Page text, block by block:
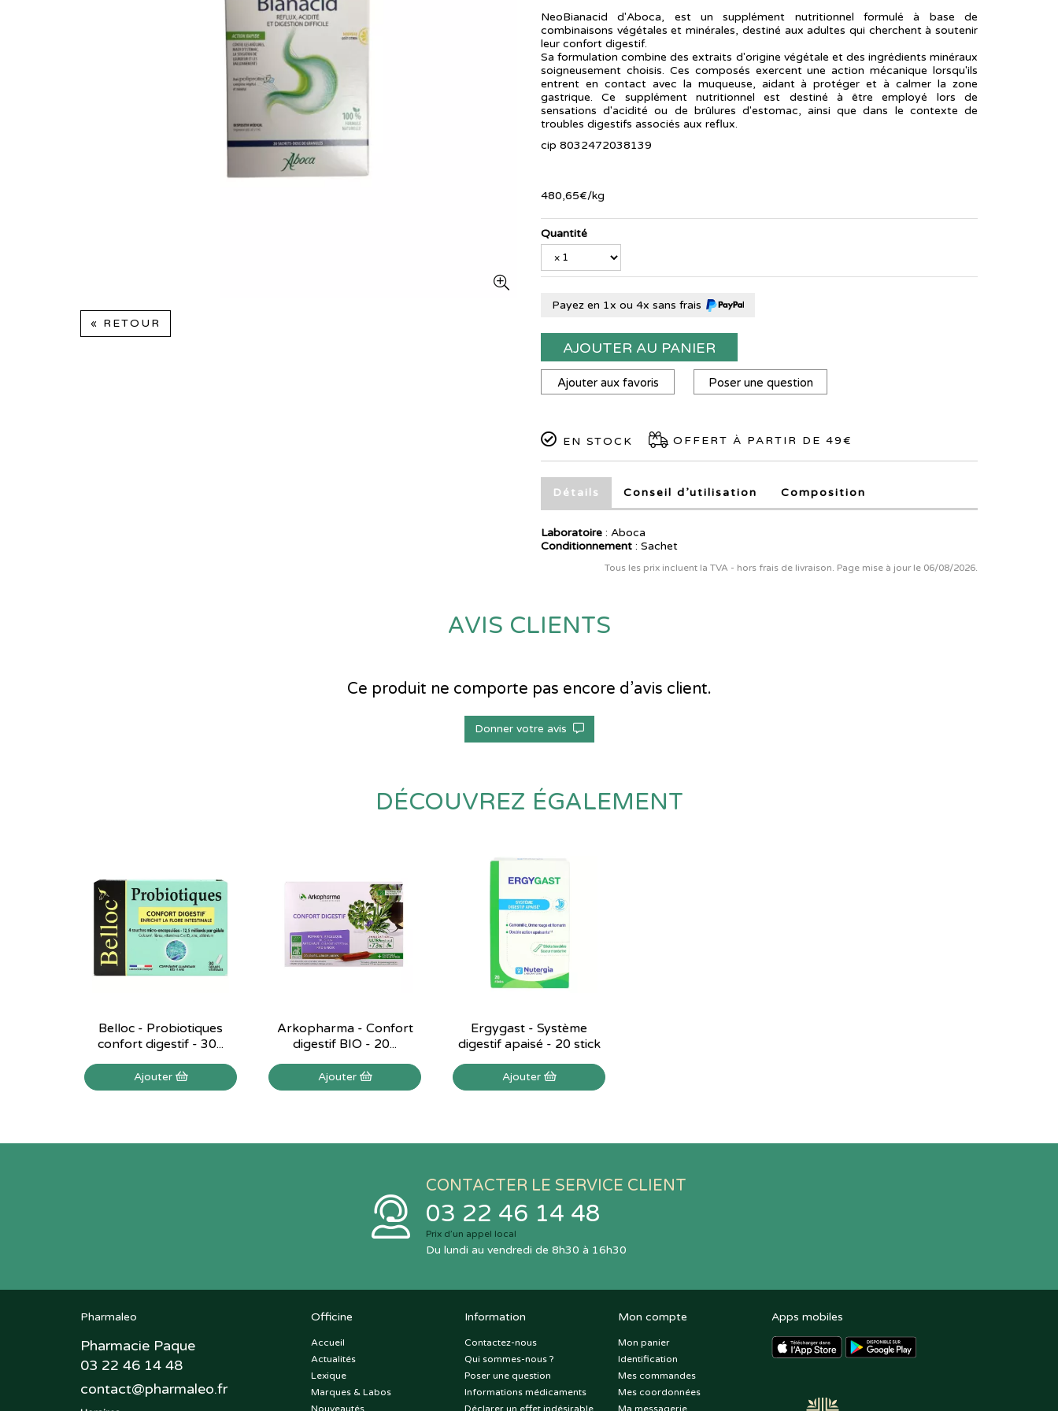
« RETOUR
NeoBianacid d'Aboca, est un supplément nutritionnel formulé à base de
combinaisons végétales et minérales, destiné aux adultes qui cherchent à soutenir
leur confort digestif.
Sa formulation combine des extraits d'origine végétale et des ingrédients minéraux
soigneusement choisis. Ces composés exercent une action mécanique lorsqu'ils
entrent en contact avec la muqueuse, aidant à protéger et à calmer la zone
gastrique. Ce supplément nutritionnel est destiné à être employé lors de
sensations d'acidité ou de brûlures d'estomac, ainsi que dans le contexte de
troubles digestifs associés aux reflux.
cip 8032472038139
480,65€/kg
Quantité
Payez en 1x ou 4x sans frais
AJOUTER AU PANIER
Ajouter aux favoris Poser une question
EN STOCK OFFERT À PARTIR DE 49€
Détails Conseil d’utilisation Composition
Laboratoire : Aboca
Conditionnement : Sachet
Tous les prix incluent la TVA - hors frais de livraison. Page mise à jour le 06/08/2026.
AVIS CLIENTS
Ce produit ne comporte pas encore d’avis client.
Donner votre avis
DÉCOUVREZ ÉGALEMENT
Belloc - Probiotiques
confort digestif - 30...
Ajouter
Arkopharma - Confort
digestif BIO - 20...
Ajouter
Ergygast - Système
digestif apaisé - 20 stick
Ajouter
CONTACTER LE SERVICE CLIENT
03 22 46 14 48
Prix d’un appel local
Du lundi au vendredi de 8h30 à 16h30
Pharmaleo
Pharmacie Paque
03 22 46 14 48
contact@pharmaleo.fr
Officine
Accueil
Actualités
Lexique
Marques & Labos
Nouveautés
Information
Contactez-nous
Qui sommes-nous ?
Poser une question
Informations médicaments
Déclarer un effet indésirable
Mon compte
Mon panier
Identification
Mes commandes
Mes coordonnées
Ma messagerie
Apps mobiles